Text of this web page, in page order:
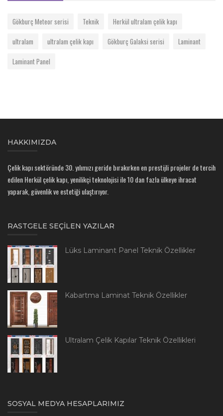
Gökburç Meteor serisi Teknik
Herkül ultralam çelik kapı
ultralam
ultralam çelik kapı Gökburç Galaksi serisi
Laminant
Laminant Panel
HAKKIMIZDA
Çelik kapı sektöründe 30. yılımızı geride bırakırken en prestijli projeler de tercih
edilen Herkül çelik kapı, yenilikçi teknolojisi ile 10 dan fazla ülkeye ihracat
yaparak, güvenlik ve estetiği ulaştırıyor.
RASTGELE SEÇILEN YAZILAR
Lüks Laminant Panel Teknik Özellikler
Kabartma Laminat Teknik Özellikler
Ultralam Çelik Kapılar Teknik Özellikleri
SOSYAL MEDYA HESAPLARIMIZ